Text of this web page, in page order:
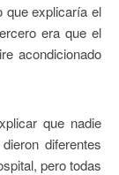
que explicaría el
era que el
acondicionado
que nadie
diferentes
pero todas